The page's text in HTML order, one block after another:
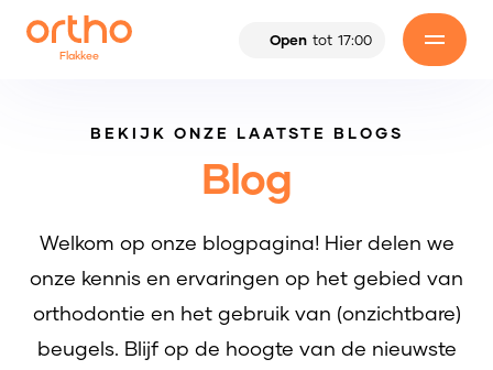
Flakkee
Open tot 17:00
BEKIJK ONZE LAATSTE BLOGS
Blog
Welkom op onze blogpagina! Hier delen we
onze kennis en ervaringen op het gebied van
orthodontie en het gebruik van (onzichtbare)
beugels. Blijf op de hoogte van de nieuwste